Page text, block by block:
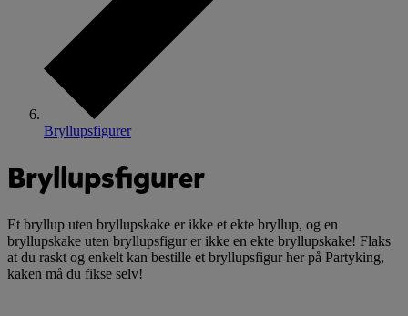
Bryllupsfigurer
Bryllupsfigurer
Et bryllup uten bryllupskake er ikke et ekte bryllup, og en
bryllupskake uten bryllupsfigur er ikke en ekte bryllupskake! Flaks
at du raskt og enkelt kan bestille et bryllupsfigur her på Partyking,
kaken må du fikse selv!